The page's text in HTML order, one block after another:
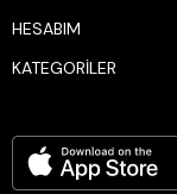
HESABIM
KATEGORİLER